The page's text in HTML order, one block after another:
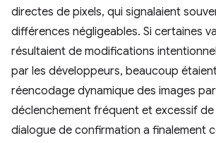
directes de pixels, qui signalaient
différences négligeables. Si certaines
résultaient de modifications
par les développeurs, beaucoup
réencodage dynamique des images
déclenchement fréquent et excessif
dialogue de confirmation a finalement